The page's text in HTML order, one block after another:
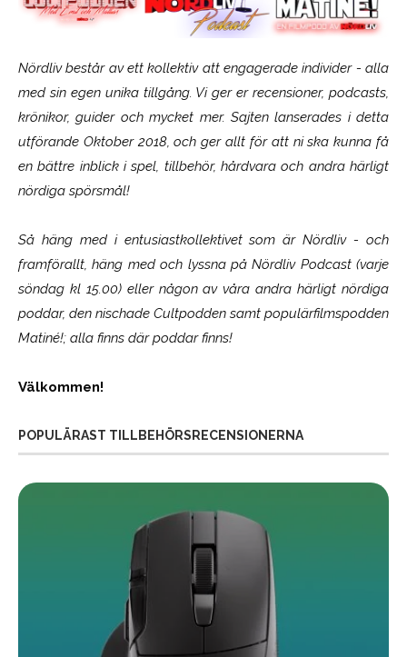
Nördliv består av ett kollektiv att engagerade individer - alla
med sin egen unika tillgång. Vi ger er recensioner, podcasts,
krönikor, guider och mycket mer. Sajten lanserades i detta
utförande Oktober 2018, och ger allt för att ni ska kunna få
en bättre inblick i spel, tillbehör, hårdvara och andra härligt
nördiga spörsmål!
Så häng med i entusiastkollektivet som ärNördliv- och
framförallt, häng med och lyssna på Nördliv Podcast (varje
söndag kl 15.00) eller någon av våra andra härligt nördiga
poddar, den nischade Cultpodden samt populärfilmspodden
Matiné!; alla finns där poddar finns!
Välkommen!
POPULÄRAST TILLBEHÖRSRECENSIONERNA